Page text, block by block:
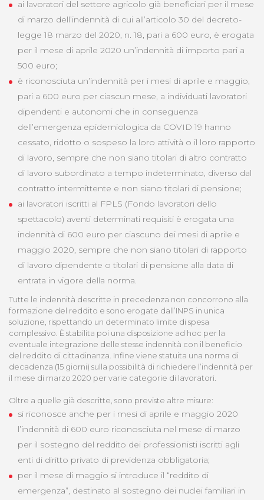
ai lavoratori del settore agricolo già beneficiari per il mese
di marzo dell’indennità di cui all’articolo 30 del decreto-
legge 18 marzo del 2020, n. 18, pari a 600 euro, è erogata
per il mese di aprile 2020 un’indennità di importo pari a
500 euro;
è riconosciuta un’indennità per i mesi di aprile e maggio,
pari a 600 euro per ciascun mese, a individuati lavoratori
dipendenti e autonomi che in conseguenza
dell’emergenza epidemiologica da COVID 19 hanno
cessato, ridotto o sospeso la loro attività o il loro rapporto
di lavoro, sempre che non siano titolari di altro contratto
di lavoro subordinato a tempo indeterminato, diverso dal
contratto intermittente e non siano titolari di pensione;
ai lavoratori iscritti al FPLS (Fondo lavoratori dello
spettacolo) aventi determinati requisiti è erogata una
indennità di 600 euro per ciascuno dei mesi di aprile e
maggio 2020, sempre che non siano titolari di rapporto
di lavoro dipendente o titolari di pensione alla data di
entrata in vigore della norma.
Tutte le indennità descritte in precedenza non concorrono alla
formazione del reddito e sono erogate dall’INPS in unica
soluzione, rispettando un determinato limite di spesa
complessivo. È stabilita poi una disposizione ad hoc per la
eventuale integrazione delle stesse indennità con il beneficio
del reddito di cittadinanza. Infine viene statuita una norma di
decadenza (15 giorni) sulla possibilità di richiedere l’indennità per
il mese di marzo 2020 per varie categorie di lavoratori.
Oltre a quelle già descritte, sono previste altre misure:
si riconosce anche per i mesi di aprile e maggio 2020
l’indennità di 600 euro riconosciuta nel mese di marzo
per il sostegno del reddito dei professionisti iscritti agli
enti di diritto privato di previdenza obbligatoria;
per il mese di maggio si introduce il “reddito di
emergenza”, destinato al sostegno dei nuclei familiari in